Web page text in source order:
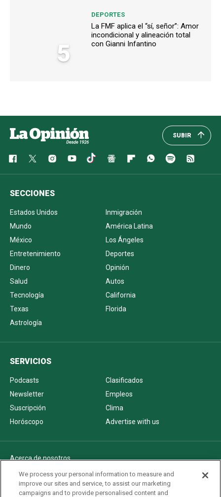
5
DEPORTES
La FMF aplica el “sí, señor”: Amor
incondicional y alineación total
con Gianni Infantino
SUBIR
SECCIONES
Estados Unidos
Inmigración
Mundo
América Latina
México
Los Ángeles
Entretenimiento
Deportes
Dinero
Opinión
Salud
Autos
Tecnología
California
Texas
Florida
Astrología
SERVICIOS
Podcasts
Clasificados
Newsletter
Empleos
Suscripción
Clima
Horóscopo
Advertise with us
Acerca de nosotros
Politica de privacidad
Pautas Editoriales
We process your personal information to measure and
improve our sites and service, to assist our marketing
campaigns and to provide personalised content and